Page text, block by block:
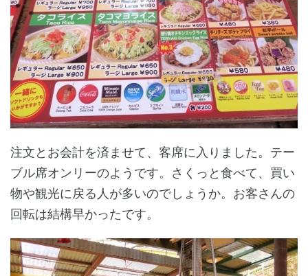
注文とお会計を済ませて、客席に入りました。テー
ブル席オンリーのようです。さくっと食べて、買い
物や観光に戻る人が多いのでしょうか。お客さんの
回転は結構早かったです。